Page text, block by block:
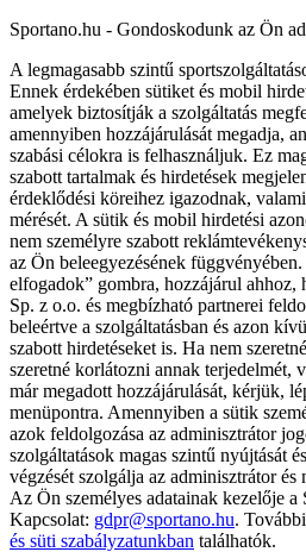
Sportano.hu - Gondoskodunk az Ön
A legmagasabb szintű
Ennek érdekében sütiket és mobil
amelyek biztosítják a szolgáltatás
amennyiben hozzájárulását megadja,
szabási célokra is felhasználjuk. Ez
szabott tartalmak és hirdetések
érdeklődési köreihez igazodnak,
mérését. A sütik és mobil hirdetési
nem személyre szabott
az Ön beleegyezésének
elfogadok” gombra, hozzájárul
Sp. z o.o. és megbízható partnerei
beleértve a szolgáltatásban és azon
szabott hirdetéseket is. Ha nem
szeretné korlátozni annak terjedelmét,
már megadott hozzájárulását, kérjük,
menüpontra. Amennyiben a sütik
azok feldolgozása az adminisztrátor
szolgáltatások magas szintű nyújtását
végzését szolgálja az adminisztrátor és
Az Ön személyes adatainak kezelője a
Kapcsolat: gdpr@sportano.hu.
és süti szabályzatunkban találhatók.